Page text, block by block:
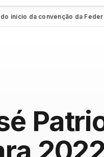
da convenção da Federação